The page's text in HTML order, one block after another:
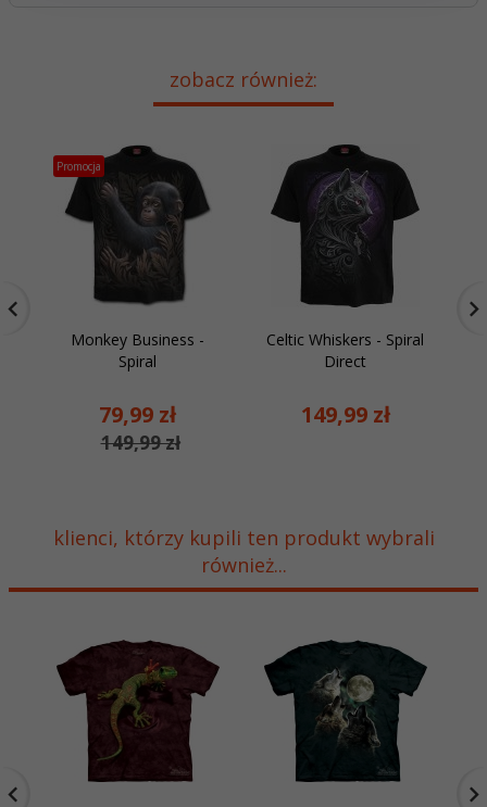
zobacz również:
Promocja
Monkey Business -
Spiral
79,99 zł
149,99 zł
Celtic Whiskers - Spiral
Direct
149,99 zł
klienci, którzy kupili ten produkt wybrali
również...